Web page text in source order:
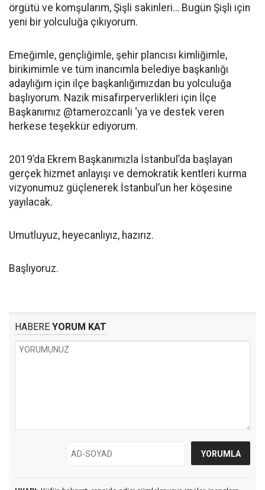
örgütü ve komşularım, Şişli sakinleri… Bugün Şişli için
yeni bir yolculuğa çıkıyorum.
Emeğimle, gençliğimle, şehir plancısı kimliğimle,
birikimimle ve tüm inancımla belediye başkanlığı
adaylığım için ilçe başkanlığımızdan bu yolculuğa
başlıyorum. Nazik misafirperverlikleri için İlçe
Başkanımız @tamerozcanli ‘ya ve destek veren
herkese teşekkür ediyorum.
2019’da Ekrem Başkanımızla İstanbul’da başlayan
gerçek hizmet anlayışı ve demokratik kentleri kurma
vizyonumuz güçlenerek İstanbul’un her köşesine
yayılacak.
Umutluyuz, heyecanlıyız, hazırız.
Başlıyoruz.
HABERE YORUM KAT